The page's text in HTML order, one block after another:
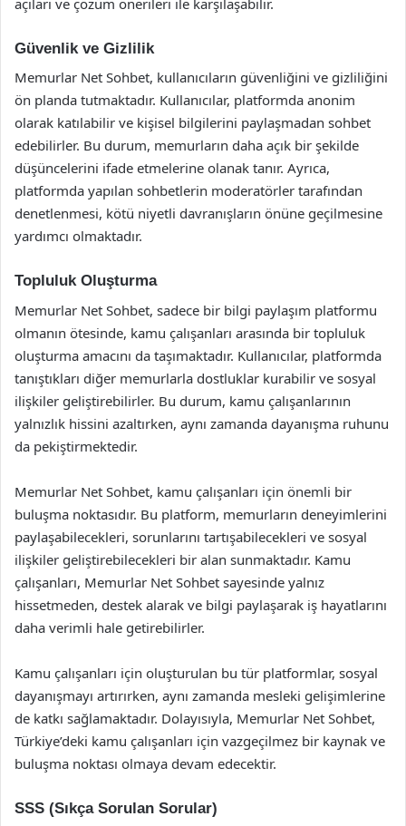
Güvenlik ve Gizlilik
Memurlar Net Sohbet, kullanıcıların güvenliğini ve gizliliğini
ön planda tutmaktadır. Kullanıcılar, platformda anonim
olarak katılabilir ve kişisel bilgilerini paylaşmadan sohbet
edebilirler. Bu durum, memurların daha açık bir şekilde
düşüncelerini ifade etmelerine olanak tanır. Ayrıca,
platformda yapılan sohbetlerin moderatörler tarafından
denetlenmesi, kötü niyetli davranışların önüne geçilmesine
yardımcı olmaktadır.
Topluluk Oluşturma
Memurlar Net Sohbet, sadece bir bilgi paylaşım platformu
olmanın ötesinde, kamu çalışanları arasında bir topluluk
oluşturma amacını da taşımaktadır. Kullanıcılar, platformda
tanıştıkları diğer memurlarla dostluklar kurabilir ve sosyal
ilişkiler geliştirebilirler. Bu durum, kamu çalışanlarının
yalnızlık hissini azaltırken, aynı zamanda dayanışma ruhunu
da pekiştirmektedir.
Memurlar Net Sohbet, kamu çalışanları için önemli bir
buluşma noktasıdır. Bu platform, memurların deneyimlerini
paylaşabilecekleri, sorunlarını tartışabilecekleri ve sosyal
ilişkiler geliştirebilecekleri bir alan sunmaktadır. Kamu
çalışanları, Memurlar Net Sohbet sayesinde yalnız
hissetmeden, destek alarak ve bilgi paylaşarak iş hayatlarını
daha verimli hale getirebilirler.
Kamu çalışanları için oluşturulan bu tür platformlar, sosyal
dayanışmayı artırırken, aynı zamanda mesleki gelişimlerine
de katkı sağlamaktadır. Dolayısıyla, Memurlar Net Sohbet,
Türkiye’deki kamu çalışanları için vazgeçilmez bir kaynak ve
buluşma noktası olmaya devam edecektir.
SSS (Sıkça Sorulan Sorular)